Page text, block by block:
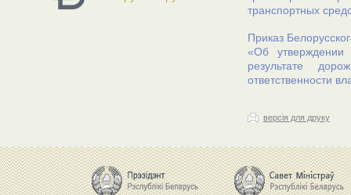
транспортных
Приказ
«Об утверждении
результате
ответственности
версія для друку